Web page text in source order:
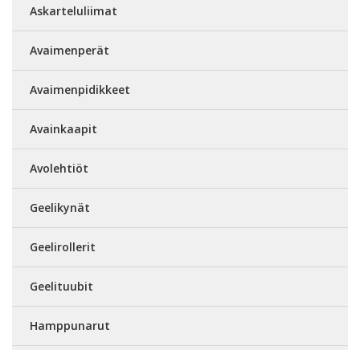
Askarteluliimat
Avaimenperät
Avaimenpidikkeet
Avainkaapit
Avolehtiöt
Geelikynät
Geelirollerit
Geelituubit
Hamppunarut